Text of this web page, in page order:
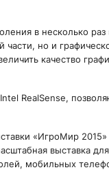
в несколько
но и
качество
RealSense,
«ИгроМир
выставка
мобильных